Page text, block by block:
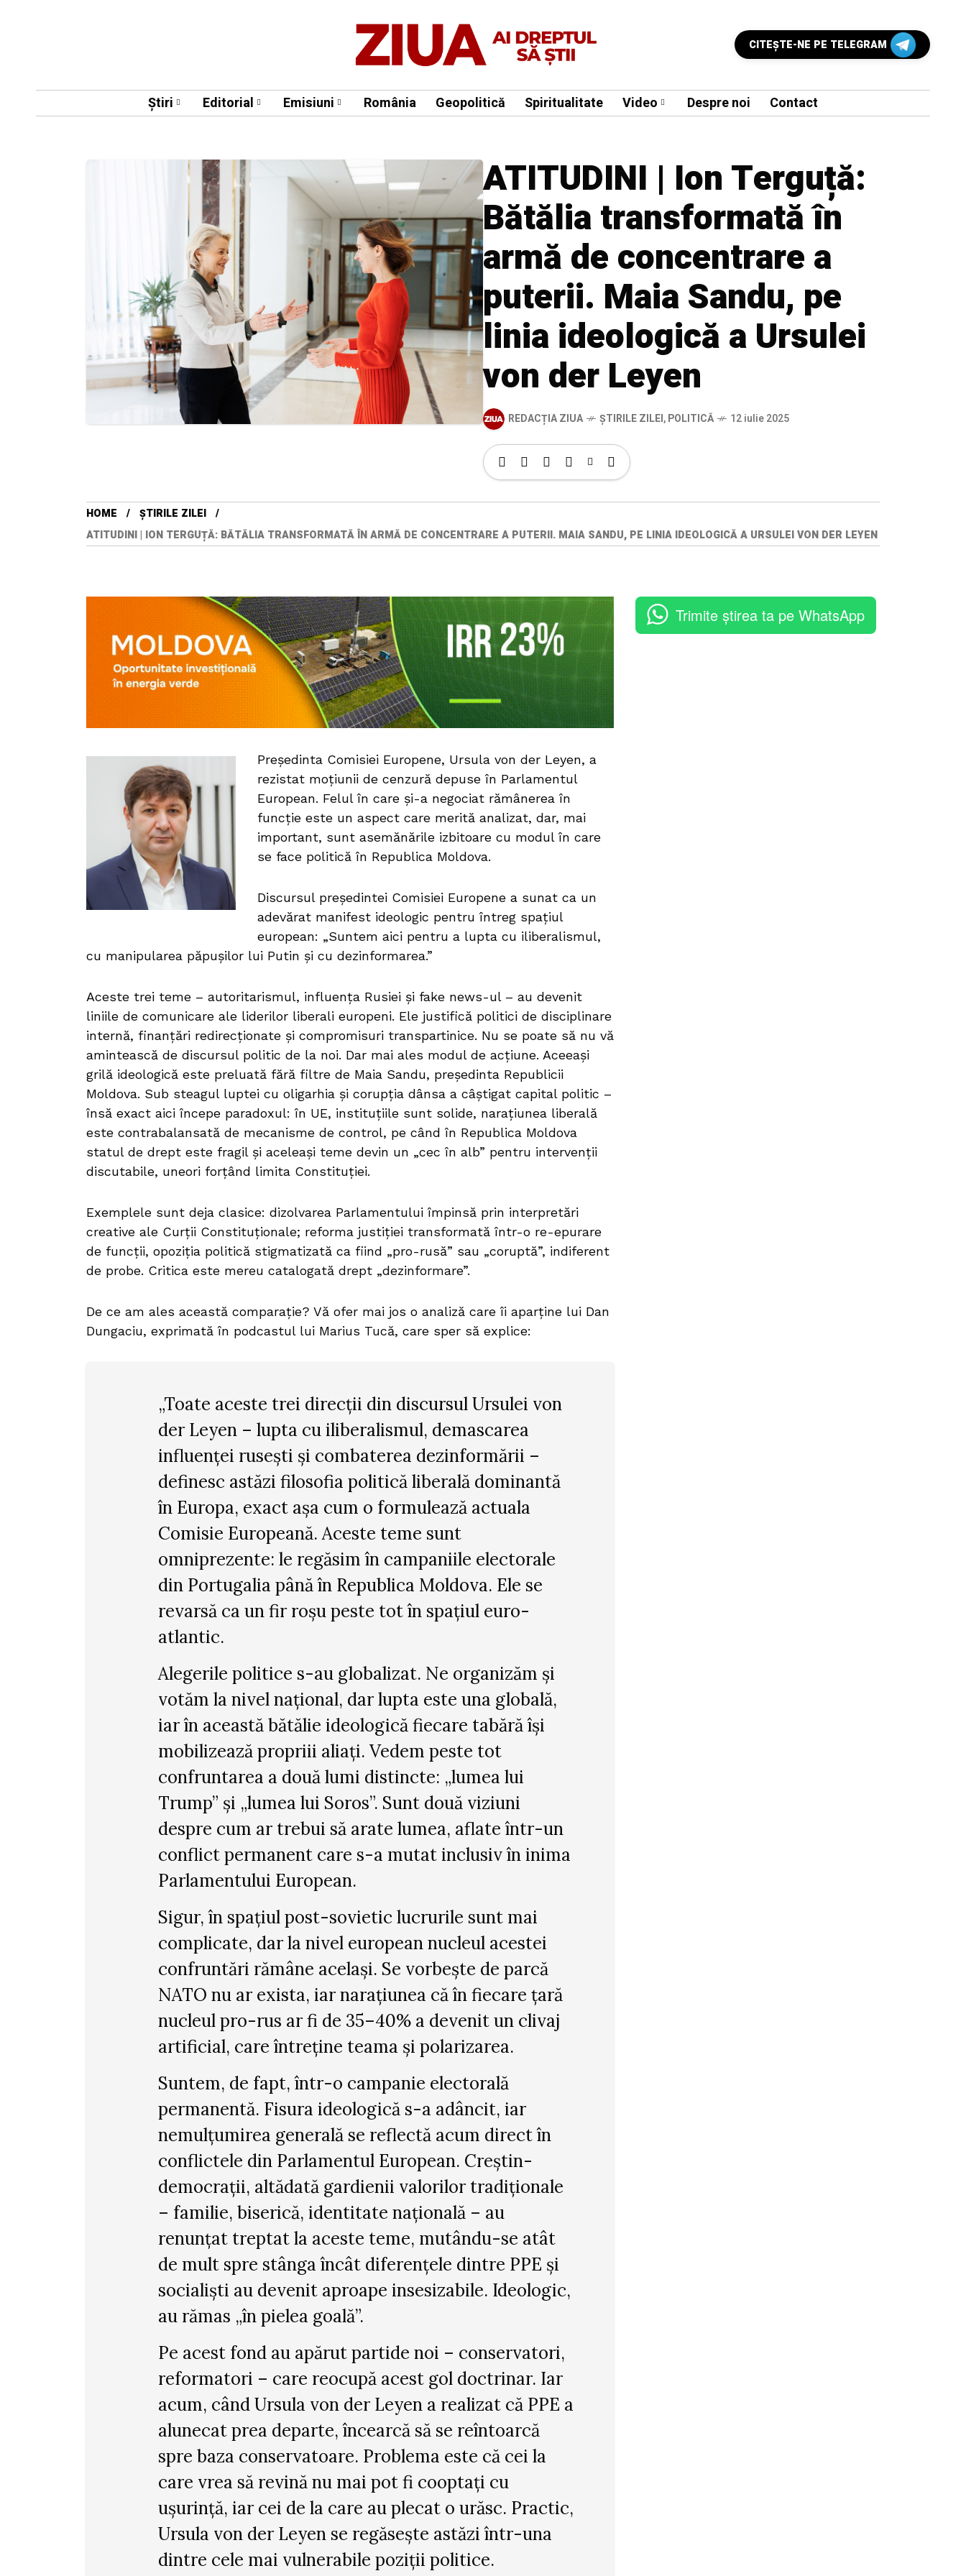
CITEŞTE-NE PE TELEGRAM
Știri Editorial Emisiuni România Geopolitică Spiritualitate Video Despre noi Contact
ATITUDINI | Ion Terguță:
Bătălia transformată în
armă de concentrare a
puterii. Maia Sandu, pe
linia ideologică a Ursulei
von der Leyen
REDACȚIA ZIUA ȘTIRILE ZILEI,POLITICĂ 12 iulie 2025
HOME
ȘTIRILE ZILEI
ATITUDINI | ION TERGUȚĂ: BĂTĂLIA TRANSFORMATĂ ÎN ARMĂ DE CONCENTRARE A PUTERII. MAIA SANDU, PE LINIA IDEOLOGICĂ A URSULEI VON DER LEYEN
Președinta Comisiei Europene, Ursula von der Leyen, a
rezistat moțiunii de cenzură depuse în Parlamentul
European. Felul în care și-a negociat rămânerea în
funcție este un aspect care merită analizat, dar, mai
important, sunt asemănările izbitoare cu modul în care
se face politică în Republica Moldova.
Discursul președintei Comisiei Europene a sunat ca un
adevărat manifest ideologic pentru întreg spațiul
european: „Suntem aici pentru a lupta cu iliberalismul,
cu manipularea păpușilor lui Putin și cu dezinformarea.”
Aceste trei teme – autoritarismul, influența Rusiei și fake news-ul – au devenit
liniile de comunicare ale liderilor liberali europeni. Ele justifică politici de disciplinare
internă, finanțări redirecționate și compromisuri transpartinice. Nu se poate să nu vă
amintească de discursul politic de la noi. Dar mai ales modul de acțiune. Aceeași
grilă ideologică este preluată fără filtre de Maia Sandu, președinta Republicii
Moldova. Sub steagul luptei cu oligarhia și corupția dânsa a câștigat capital politic –
însă exact aici începe paradoxul: în UE, instituțiile sunt solide, narațiunea liberală
este contrabalansată de mecanisme de control, pe când în Republica Moldova
statul de drept este fragil și aceleași teme devin un „cec în alb” pentru intervenții
discutabile, uneori forțând limita Constituției.
Exemplele sunt deja clasice: dizolvarea Parlamentului împinsă prin interpretări
creative ale Curții Constituționale; reforma justiției transformată într-o re-epurare
de funcții, opoziția politică stigmatizată ca fiind „pro-rusă” sau „coruptă”, indiferent
de probe. Critica este mereu catalogată drept „dezinformare”.
De ce am ales această comparație? Vă ofer mai jos o analiză care îi aparține lui Dan
Dungaciu, exprimată în podcastul lui Marius Tucă, care sper să explice:
„Toate aceste trei direcții din discursul Ursulei von
der Leyen – lupta cu iliberalismul, demascarea
influenței rusești și combaterea dezinformării –
definesc astăzi filosofia politică liberală dominantă
în Europa, exact așa cum o formulează actuala
Comisie Europeană. Aceste teme sunt
omniprezente: le regăsim în campaniile electorale
din Portugalia până în Republica Moldova. Ele se
revarsă ca un fir roșu peste tot în spațiul euro-
atlantic.
Alegerile politice s-au globalizat. Ne organizăm și
votăm la nivel național, dar lupta este una globală,
iar în această bătălie ideologică fiecare tabără își
mobilizează propriii aliați. Vedem peste tot
confruntarea a două lumi distincte: „lumea lui
Trump” și „lumea lui Soros”. Sunt două viziuni
despre cum ar trebui să arate lumea, aflate într-un
conflict permanent care s-a mutat inclusiv în inima
Parlamentului European.
Sigur, în spațiul post-sovietic lucrurile sunt mai
complicate, dar la nivel european nucleul acestei
confruntări rămâne același. Se vorbește de parcă
NATO nu ar exista, iar narațiunea că în fiecare țară
nucleul pro-rus ar fi de 35–40% a devenit un clivaj
artificial, care întreține teama și polarizarea.
Suntem, de fapt, într-o campanie electorală
permanentă. Fisura ideologică s-a adâncit, iar
nemulțumirea generală se reflectă acum direct în
conflictele din Parlamentul European. Creștin-
democrații, altădată gardienii valorilor tradiționale
– familie, biserică, identitate națională – au
renunțat treptat la aceste teme, mutându-se atât
de mult spre stânga încât diferențele dintre PPE și
socialiști au devenit aproape insesizabile. Ideologic,
au rămas „în pielea goală”.
Pe acest fond au apărut partide noi – conservatori,
reformatori – care reocupă acest gol doctrinar. Iar
acum, când Ursula von der Leyen a realizat că PPE a
alunecat prea departe, încearcă să se reîntoarcă
spre baza conservatoare. Problema este că cei la
care vrea să revină nu mai pot fi cooptați cu
ușurință, iar cei de la care au plecat o urăsc. Practic,
Ursula von der Leyen se regăsește astăzi într-una
dintre cele mai vulnerabile poziții politice.
Trimite știrea ta pe WhatsApp